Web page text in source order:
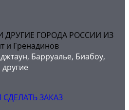
ДРУГИЕ ГОРОДА РОССИИ ИЗ
и Гренадинов
Барруалье, Биабоу,
ЗАКАЗ